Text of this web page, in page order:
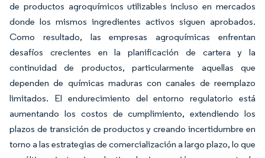
de productos agroquímicos utilizables incluso en mercados
donde los mismos ingredientes activos siguen aprobados.
Como resultado, las empresas agroquímicas enfrentan
desafíos crecientes en la planificación de cartera y la
continuidad de productos, particularmente aquellas que
dependen de químicas maduras con canales de reemplazo
limitados. El endurecimiento del entorno regulatorio está
aumentando los costos de cumplimiento, extendiendo los
plazos de transición de productos y creando incertidumbre en
torno a las estrategias de comercialización a largo plazo, lo que